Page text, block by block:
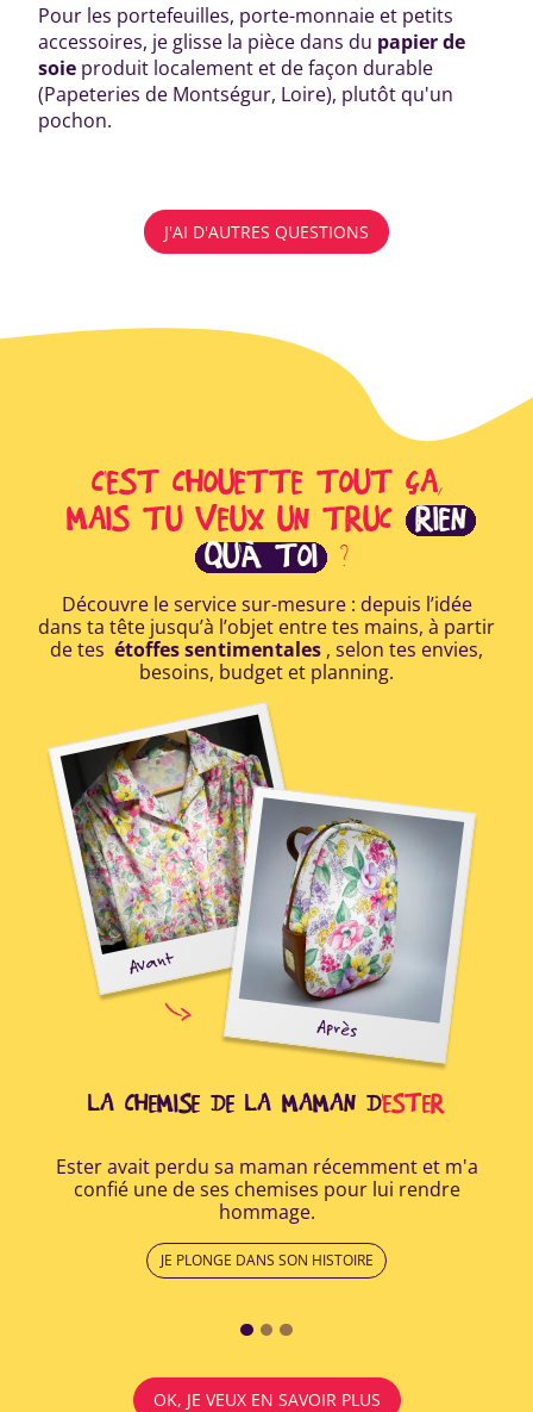
Pour les portefeuilles, porte-monnaie et petits
accessoires, je glisse la pièce dans du papier de
soie produit localement et de façon durable
(Papeteries de Montségur, Loire), plutôt qu'un
pochon.
J'AI D'AUTRES QUESTIONS
C'EST CHOUETTE TOUT ÇA,
MAIS TU VEUX UN TRUC
RIEN
QU'À TOI ?
Découvre le service sur-mesure : depuis l’idée
dans ta tête jusqu’à l’objet entre tes mains, à partir
de tes étoffes sentimentales , selon tes envies,
besoins, budget et planning.
LA CHEMISE DE LA MAMAN D'ESTER
Ester avait perdu sa maman récemment et m'a
confié une de ses chemises pour lui rendre
hommage.
JE PLONGE DANS SON HISTOIRE
Avant
Après
OK, JE VEUX EN SAVOIR PLUS